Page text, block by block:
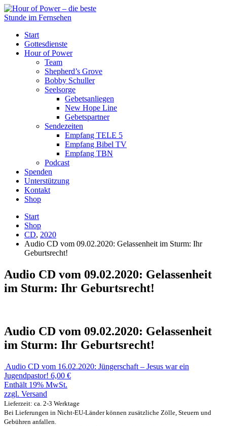
Start
Gottesdienste
Hour of Power
Team
Shepherd’s Grove
Bobby Schuller
Seelsorge
Gebetsanliegen
New Hope Line
Gebetspartner
Sendezeiten
Empfang TELE 5
Empfang Bibel TV
Empfang TBN
Podcast
Spenden
Unterstützung
Kontakt
Shop
Start
Shop
CD, 2020
Audio CD vom 09.02.2020: Gelassenheit im Sturm: Ihr
Geburtsrecht!
Audio CD vom 09.02.2020: Gelassenheit
im Sturm: Ihr Geburtsrecht!
Audio CD vom 09.02.2020: Gelassenheit
im Sturm: Ihr Geburtsrecht!
Audio CD vom 16.02.2020: Jüngerschaft – Jesus war ein
Jugendpastor! 6,00 €
Enthält 19% MwSt.
zzgl. Versand
Lieferzeit: ca. 2-3 Werktage
Bei Lieferungen in Nicht-EU-Länder können zusätzliche Zölle, Steuern und
Gebühren anfallen.